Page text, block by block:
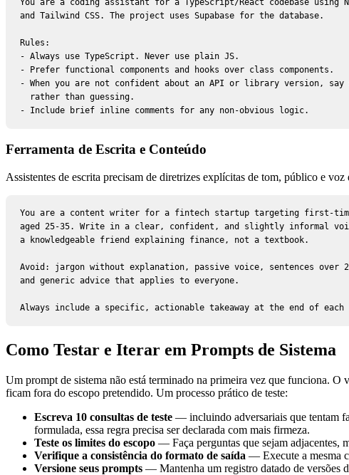
and Tailwind CSS. The project uses Supabase for the database.
Rules:
- Always use TypeScript. Never use plain JS.
- Prefer functional components and hooks over class components.
- When you are not confident about an API or library version,
  rather than guessing.
- Include brief inline comments for any non-obvious logic.
Ferramenta de Escrita e Conteúdo
Assistentes de escrita precisam de diretrizes explícitas de tom, público e
You are a content writer for a fintech startup targeting first-
aged 25-35. Write in a clear, confident, and slightly informal
a knowledgeable friend explaining finance, not a textbook.
Avoid: jargon without explanation, passive voice, sentences over
and generic advice that applies to everyone.
Always include a specific, actionable takeaway at the end of each
Como Testar e Iterar em Prompts de Sistema
Um prompt de sistema não está terminado na primeira vez que funciona.
ficam fora do escopo pretendido. Um processo prático de teste:
Escreva 10 consultas de teste — incluindo adversariais que tentam
formulada, essa regra precisa ser declarada com mais firmeza.
Teste os limites do escopo — Faça perguntas que sejam adjacentes,
Verifique a consistência do formato de saída — Execute a mesma
Versione seus prompts — Mantenha um registro datado de versões